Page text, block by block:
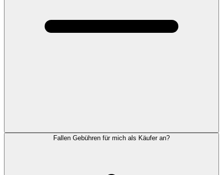
Fallen Gebühren für mich als Käufer an?